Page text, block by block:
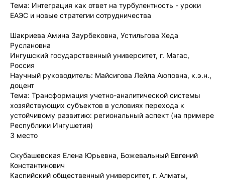
Тема: Интеграция как ответ на турбулентность - уроки
ЕАЭС и новые стратегии сотрудничества
Шакриева Амина Заурбековна, Устильгова Хеда
Руслановна
Ингушский государственный университет, г. Магас,
Россия
Научный руководитель: Майсигова Лейла Аюповна, к.э.н.,
доцент
Тема: Трансформация учетно-аналитической системы
хозяйствующих субъектов в условиях перехода к
устойчивому развитию: региональный аспект (на примере
Республики Ингушетия)
3 место
Скубашевская Елена Юрьевна, Божевальный Евгений
Константинович
Каспийский общественный университет, г. Алматы,